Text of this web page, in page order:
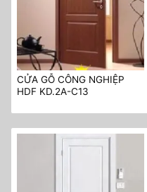
CỬA GỖ CÔNG NGHIỆP
HDF KD.2A-C13